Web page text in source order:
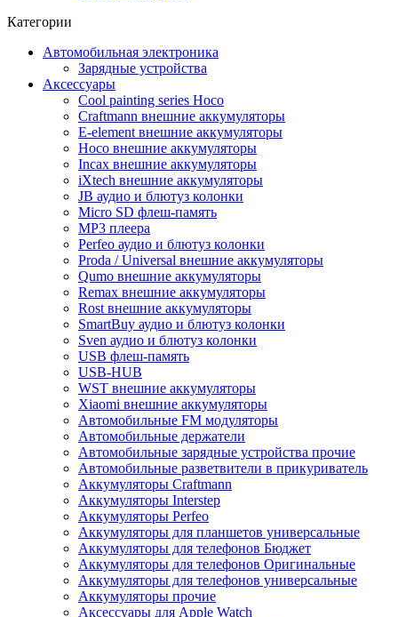
Категории
Автомобильная электроника
Зарядные устройства
Аксессуары
Cool painting series Hoco
Craftmann внешние аккумуляторы
E-element внешние аккумуляторы
Hoco внешние аккумуляторы
Incax внешние аккумуляторы
iXtech внешние аккумуляторы
JB аудио и блютуз колонки
Micro SD флеш-память
MP3 плеера
Perfeo аудио и блютуз колонки
Proda / Universal внешние аккумуляторы
Qumo внешние аккумуляторы
Remax внешние аккумуляторы
Rost внешние аккумуляторы
SmartBuy аудио и блютуз колонки
Sven аудио и блютуз колонки
USB флеш-память
USB-HUB
WST внешние аккумуляторы
Xiaomi внешние аккумуляторы
Автомобильные FM модуляторы
Автомобильные держатели
Автомобильные зарядные устройства прочие
Автомобильные разветвители в прикуриватель
Аккумуляторы Craftmann
Аккумуляторы Interstep
Аккумуляторы Perfeo
Аккумуляторы для планшетов универсальные
Аккумуляторы для телефонов Бюджет
Аккумуляторы для телефонов Оригинальные
Аккумуляторы для телефонов универсальные
Аккумуляторы прочие
Аксессуары для Apple Watch